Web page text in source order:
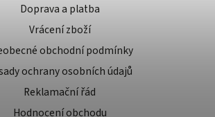
Doprava a platba
Vrácení zboží
obchodní podmínky
ochrany osobních údajů
Reklamační řád
Hodnocení obchodu